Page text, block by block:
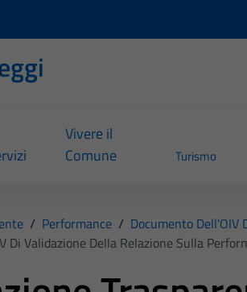
Vivere il
Comune
Turismo
/ Performance / Documento Dell'OIV
Di Validazione Della Relazione Sulla